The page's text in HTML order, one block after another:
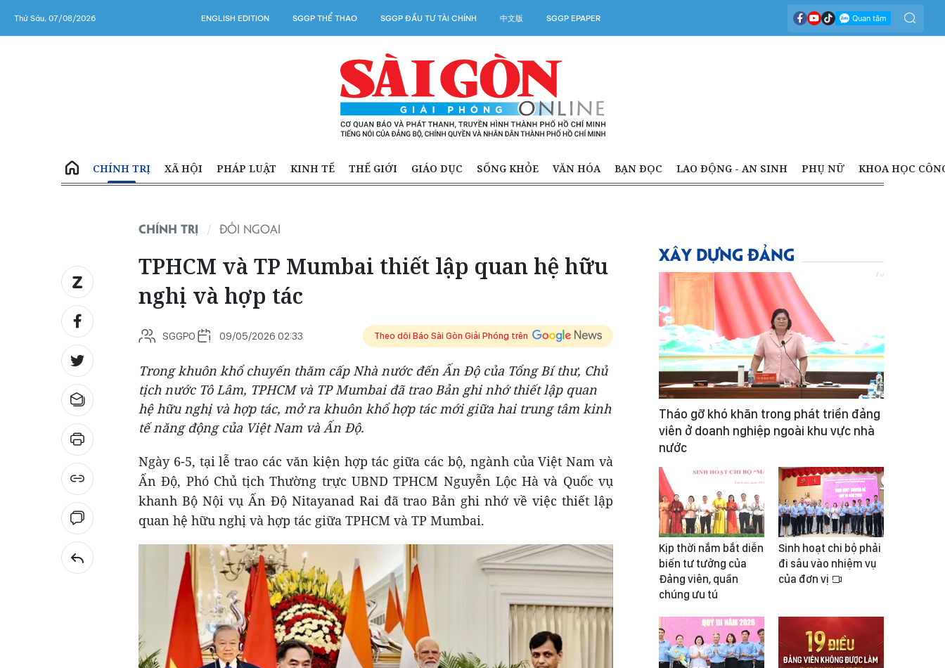
Thứ Sáu, 07/08/2026 ENGLISH EDITION SGGP THỂ THAO SGGP ĐẦU TƯ TÀI CHÍNH 中文版 SGGP EPAPER
CHÍNH TRỊ XÃ HỘI PHÁP LUẬT KINH TẾ THẾ GIỚI GIÁO DỤC SỐNG KHỎE VĂN HÓA BẠN ĐỌC LAO ĐỘNG - AN SINH PHỤ NỮ KHOA HỌC
CHÍNH TRỊ ĐỐI NGOẠI
TPHCM và TP Mumbai thiết lập quan hệ hữu
nghị và hợp tác
SGGPO 09/05/2026 02:33 Theo dõi Báo Sài Gòn Giải Phóng trên
Trong khuôn khổ chuyến thăm cấp Nhà nước đến Ấn Độ của Tổng Bí thư, Chủ
tịch nước Tô Lâm, TPHCM và TP Mumbai đã trao Bản ghi nhớ thiết lập quan
hệ hữu nghị và hợp tác, mở ra khuôn khổ hợp tác mới giữa hai trung tâm kinh
tế năng động của Việt Nam và Ấn Độ.
Ngày 6-5, tại lễ trao các văn kiện hợp tác giữa các bộ, ngành của Việt Nam và
Ấn Độ, Phó Chủ tịch Thường trực UBND TPHCM Nguyễn Lộc Hà và Quốc vụ
khanh Bộ Nội vụ Ấn Độ Nitayanad Rai đã trao Bản ghi nhớ về việc thiết lập
quan hệ hữu nghị và hợp tác giữa TPHCM và TP Mumbai.
XÂY DỰNG ĐẢNG
Tháo gỡ khó khăn trong phát triển đảng
viên ở doanh nghiệp ngoài khu vực nhà
nước
Kịp thời nắm bắt diễn
biến tư tưởng của
Đảng viên, quần
chúng ưu tú
Sinh hoạt chi bộ phải
đi sâu vào nhiệm vụ
của đơn vị